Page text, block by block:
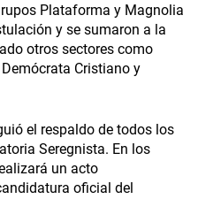
Plataforma y Magnolia
y se sumaron a la
otros sectores como
Cristiano y
el respaldo de todos los
Seregnista. En los
un acto
oficial del